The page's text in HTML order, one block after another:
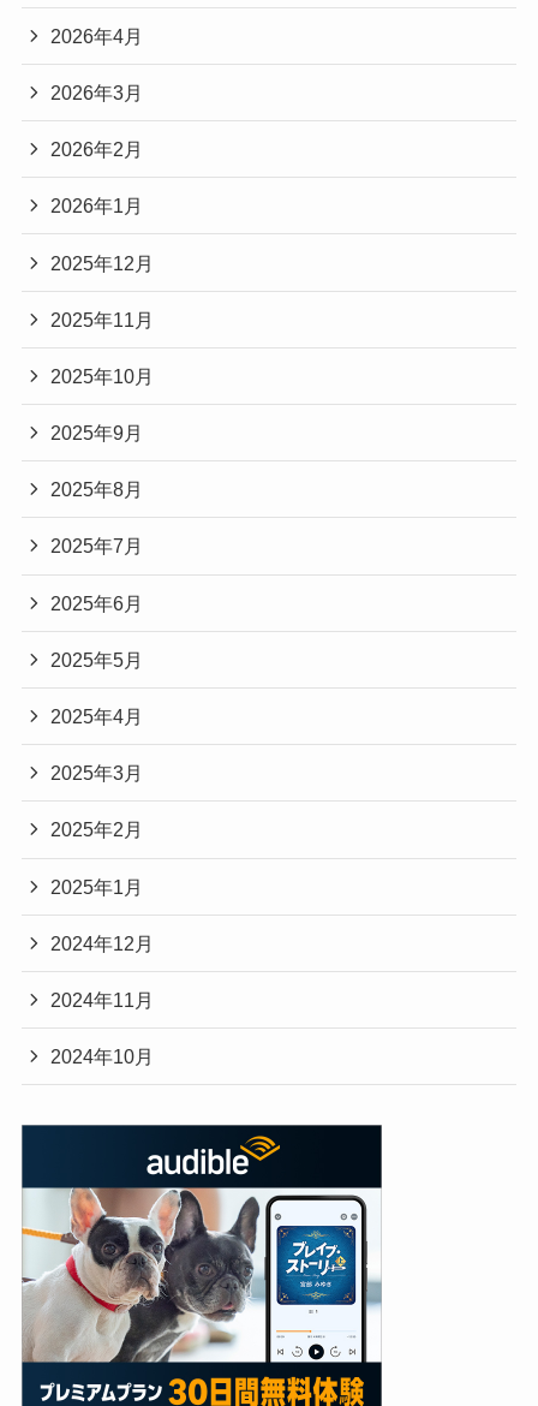
2026年4月
2026年3月
2026年2月
2026年1月
2025年12月
2025年11月
2025年10月
2025年9月
2025年8月
2025年7月
2025年6月
2025年5月
2025年4月
2025年3月
2025年2月
2025年1月
2024年12月
2024年11月
2024年10月